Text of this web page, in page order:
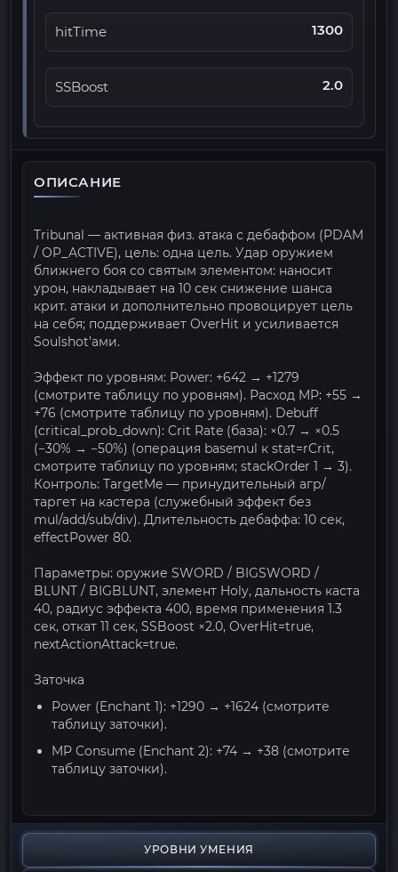
hitTime 1300
SSBoost 2.0
ОПИСАНИЕ
Tribunal — активная физ. атака с дебаффом (PDAM
/ OP_ACTIVE), цель: одна цель. Удар оружием
ближнего боя со святым элементом: наносит
урон, накладывает на 10 сек снижение шанса
крит. атаки и дополнительно провоцирует цель
на себя; поддерживает OverHit и усиливается
Soulshot’ами.
Эффект по уровням: Power: +642 → +1279
(смотрите таблицу по уровням). Расход MP: +55 →
+76 (смотрите таблицу по уровням). Debuff
(critical_prob_down): Crit Rate (база): ×0.7 → ×0.5
(−30% → −50%) (операция basemul к stat=rCrit,
смотрите таблицу по уровням; stackOrder 1 → 3).
Контроль: TargetMe — принудительный агр/
таргет на кастера (служебный эффект без
mul/add/sub/div). Длительность дебаффа: 10 сек,
effectPower 80.
Параметры: оружие SWORD / BIGSWORD /
BLUNT / BIGBLUNT, элемент Holy, дальность каста
40, радиус эффекта 400, время применения 1.3
сек, откат 11 сек, SSBoost ×2.0, OverHit=true,
nextActionAttack=true.
Заточка
Power (Enchant 1): +1290 → +1624 (смотрите
таблицу заточки).
MP Consume (Enchant 2): +74 → +38 (смотрите
таблицу заточки).
УРОВНИ УМЕНИЯ